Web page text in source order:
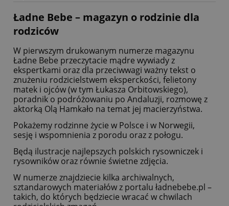
Ładne Bebe – magazyn o rodzinie dla
rodziców
W pierwszym drukowanym numerze magazynu
Ładne Bebe przeczytacie mądre wywiady z
ekspertkami oraz dla przeciwwagi ważny tekst o
znużeniu rodzicielstwem eksperckości, felietony
matek i ojców (w tym Łukasza Orbitowskiego),
poradnik o podróżowaniu po Andaluzji, rozmowę z
aktorką Olą Hamkało na temat jej macierzyństwa.
Pokażemy rodzinne życie w Polsce i w Norwegii,
sesję i wspomnienia z porodu oraz z połogu.
Będą ilustracje najlepszych polskich rysowniczek i
rysowników oraz równie świetne zdjęcia.
W numerze znajdziecie kilka archiwalnych,
sztandarowych materiałów z portalu ładnebebe.pl –
takich, do których będziecie wracać w chwilach